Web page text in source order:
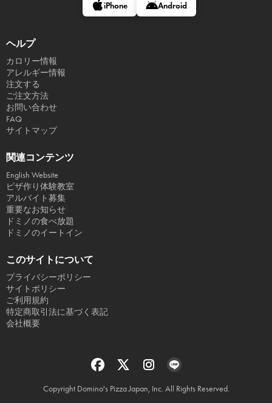
iPhone Android
ヘルプ
カロリー情報
アレルギー情報
注文する
ご注文方法
お問い合わせ
FAQ
サイトマップ
関連コンテンツ
English Website
ピザ作り体験教室
アルバイト募集
重要なお知らせ
ドミノの食べ放題
ドミノのイートイン
このサイトについて
プライバシーポリシー
サイトポリシー
ご利用規約
特定商取引法に基づく表記
会社概要
Copyright Domino's Pizza Japan, Inc. All Rights Reserved.